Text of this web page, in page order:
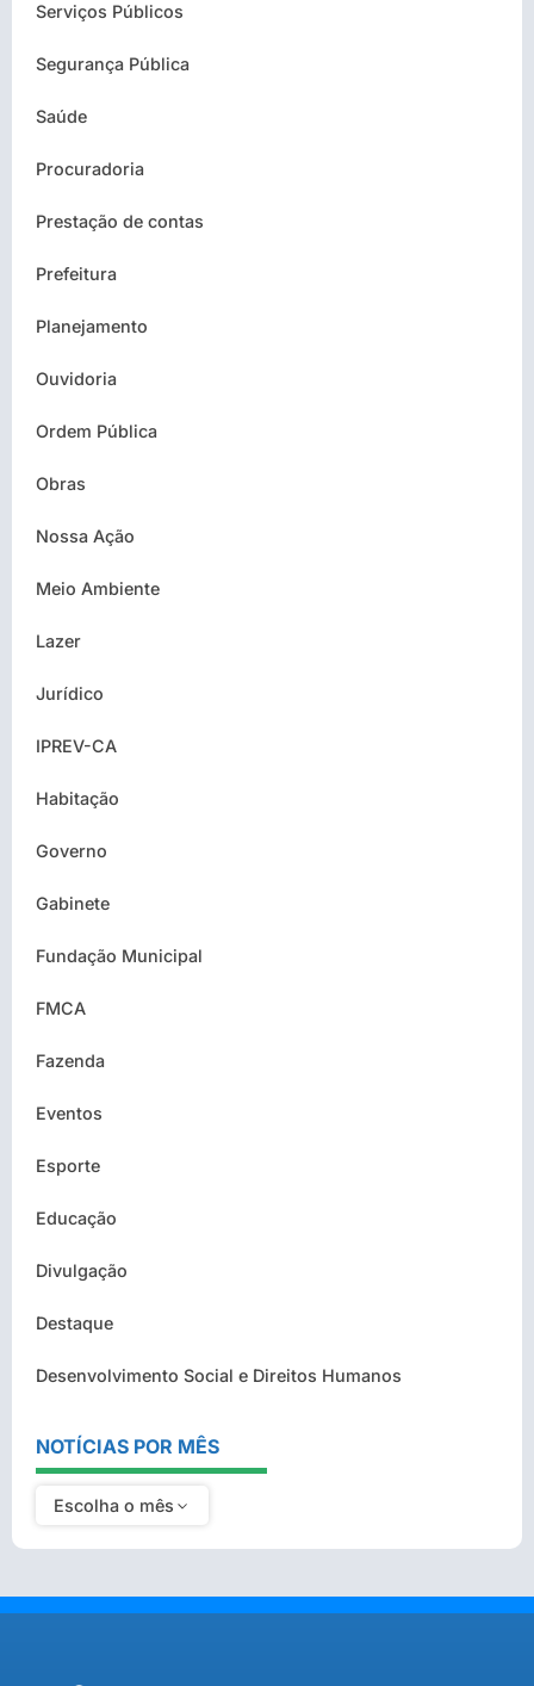
Serviços Públicos
Segurança Pública
Saúde
Procuradoria
Prestação de contas
Prefeitura
Planejamento
Ouvidoria
Ordem Pública
Obras
Nossa Ação
Meio Ambiente
Lazer
Jurídico
IPREV-CA
Habitação
Governo
Gabinete
Fundação Municipal
FMCA
Fazenda
Eventos
Esporte
Educação
Divulgação
Destaque
Desenvolvimento Social e Direitos Humanos
NOTÍCIAS POR MÊS
Escolha o mês